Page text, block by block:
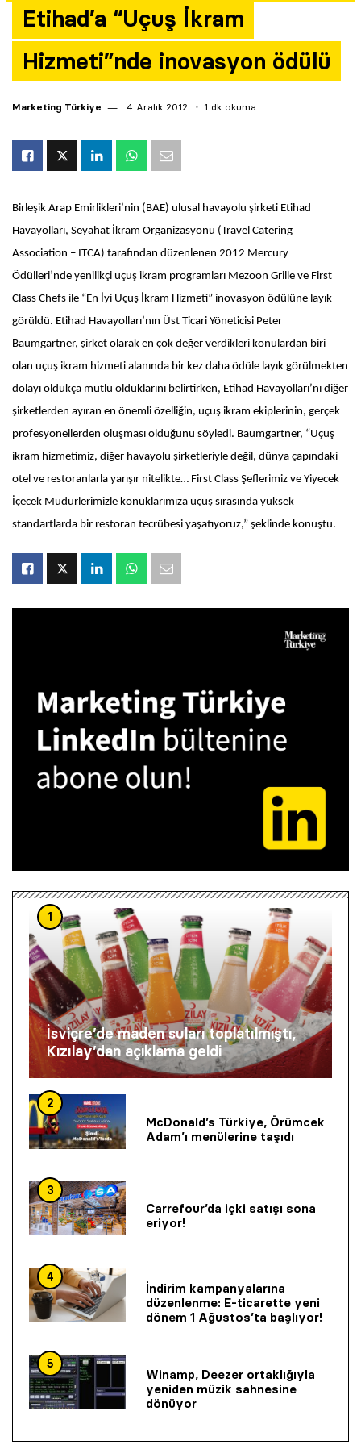
Etihad’a “Uçuş İkram
Hizmeti”nde inovasyon ödülü
Marketing Türkiye 4 Aralık 2012 1 dk okuma
Birleşik Arap Emirlikleri’nin (BAE) ulusal havayolu şirketi Etihad
Havayolları, Seyahat İkram Organizasyonu (Travel Catering
Association – ITCA) tarafından düzenlenen 2012 Mercury
Ödülleri’nde yenilikçi uçuş ikram programları Mezoon Grille ve First
Class Chefs ile “En İyi Uçuş İkram Hizmeti” inovasyon ödülüne layık
görüldü. Etihad Havayolları’nın Üst Ticari Yöneticisi Peter
Baumgartner, şirket olarak en çok değer verdikleri konulardan biri
olan uçuş ikram hizmeti alanında bir kez daha ödüle layık görülmekten
dolayı oldukça mutlu olduklarını belirtirken, Etihad Havayolları’nı diğer
şirketlerden ayıran en önemli özelliğin, uçuş ikram ekiplerinin, gerçek
profesyonellerden oluşması olduğunu söyledi. Baumgartner, “Uçuş
ikram hizmetimiz, diğer havayolu şirketleriyle değil, dünya çapındaki
otel ve restoranlarla yarışır nitelikte… First Class Şeflerimiz ve Yiyecek
İçecek Müdürlerimizle konuklarımıza uçuş sırasında yüksek
standartlarda bir restoran tecrübesi yaşatıyoruz,” şeklinde konuştu.
1
İsviçre’de maden suları toplatılmıştı,
Kızılay’dan açıklama geldi
2
McDonald’s Türkiye, Örümcek
Adam’ı menülerine taşıdı
3
Carrefour’da içki satışı sona
eriyor!
4
İndirim kampanyalarına
düzenlenme: E-ticarette yeni
dönem 1 Ağustos’ta başlıyor!
5
Winamp, Deezer ortaklığıyla
yeniden müzik sahnesine
dönüyor
Yazarlar
Araştırma